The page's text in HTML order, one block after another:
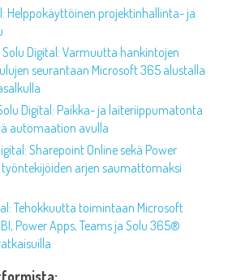
Helppokäyttöinen projektinhallinta- ja
Solu Digital: Varmuutta hankintojen
seurantaan Microsoft 365 alustalla
Digital: Paikka- ja laiteriippumatonta
automaation avulla
Sharepoint Online sekä Power
arjen saumattomaksi
Tehokkuutta toimintaan Microsoft
Power Apps, Teams ja Solu 365®